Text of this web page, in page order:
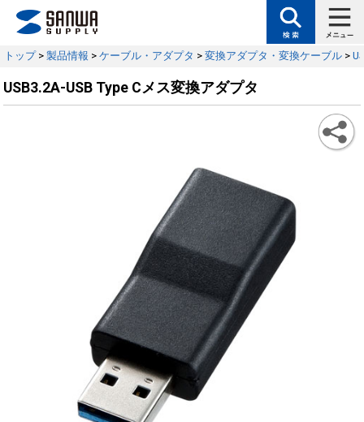
トップ> 製品情報 > ケーブル・アダプタ > 変換アダプタ・変換ケーブル >
USB3.2A-USB Type Cメス変換アダプタ